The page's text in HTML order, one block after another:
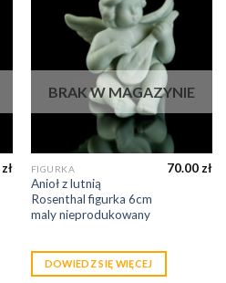
zł
BRAK W MAGAZYNIE
FIGURKA
Anioł z lutnią
Rosenthal figurka 6cm
maly nieprodukowany
70.00 zł
DOWIEDZ SIĘ WIĘCEJ